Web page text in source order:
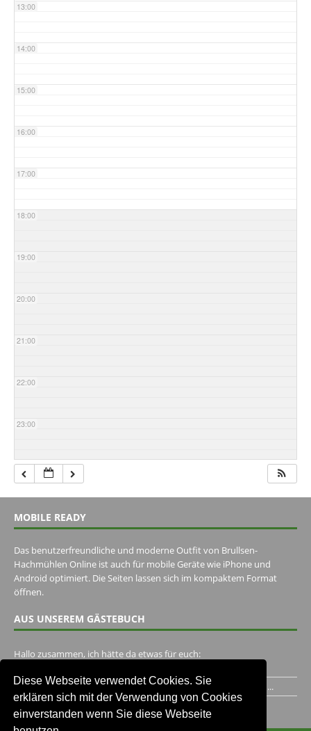
Diese Webseite verwendet Cookies. Sie
erklären sich mit der Verwendung von Cookies
einverstanden wenn Sie diese Webseite
13:00
14:00
15:00
16:00
17:00
18:00
19:00
20:00
21:00
22:00
23:00
MOBILE READY
Das benutzerfreundliche und moderne Outfit von Brullsen-
Hachmühlen Online ist auch für mobile Geräte wie iPhone und
Android optimiert. Die Seiten lassen sich im kompaktem Format
öffnen.
AUS UNSEREM GÄSTEBUCH
Hallo zusammen, ich hätte da etwas für euch:
Ich habe ein Jahr im Gasthaus Hugo Pape verbracht..Habe ihn...
Unser Gästebuch besuchen